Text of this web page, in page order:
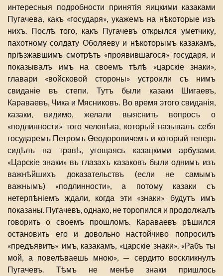
интересныя подробности принятія яицкими казаками
Пугачева, какъ «государя», укажемъ на нѣкоторые изъ
нихъ. Послѣ того, какъ Пугачевъ открылся уметчику,
пахотному солдату Оболяеву и нѣкоторымъ казакамъ,
пріѣзжавшимъ смотрѣть «проявившагося» государя, и
показывалъ имъ на своемъ тѣлѣ «царскіе знаки»,
главари «войсковой стороны» устроили съ нимъ
свиданіе въ степи. Тутъ были казаки Шигаевъ,
Караваевъ, Чика и Мясниковъ. Во время этого свиданія,
казаки, видимо, желали выяснить вопросъ о
«подлинности» того человѣка, который называлъ себя
государемъ Петромъ Ѳеодоровичемъ и который теперь
сидѣлъ на травѣ, угощаясь казацкими арбузами.
«Царскіе знаки» въ глазахъ казаковъ были однимъ изъ
важнѣйшихъ доказательствъ (если не самымъ
важнымъ) «подлинности», а потому казаки съ
нетерпѣніемъ ждали, когда эти «знаки» будутъ имъ
показаны. Пугачевъ, однако, не торопился и продолжалъ
говорить о своемъ прошломъ. Караваевъ рѣшился
остановить его и довольно настойчиво попросилъ
«предъявить» имъ, казакамъ, «царскіе знаки». «Рабъ ты
мой, а повелѣваешь мною», — сердито воскликнулъ
Пугачевъ. Тѣмъ не менѣе знаки пришлось